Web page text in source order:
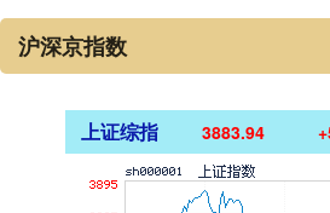
沪深京指数
上证综指 3883.94